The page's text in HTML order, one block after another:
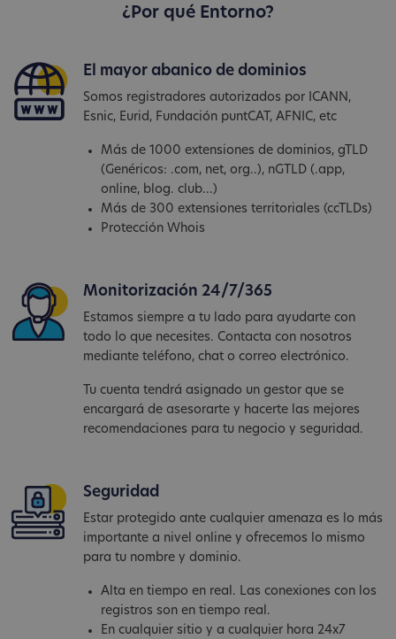
¿Por qué Entorno?
El mayor abanico de dominios
Somos registradores autorizados por ICANN,
Esnic, Eurid, Fundación puntCAT, AFNIC, etc
Más de 1000 extensiones de dominios, gTLD
(Genéricos: .com, net, org..), nGTLD (.app,
online, blog. club...)
Más de 300 extensiones territoriales (ccTLDs)
Protección Whois
Monitorización 24/7/365
Estamos siempre a tu lado para ayudarte con
todo lo que necesites. Contacta con nosotros
mediante teléfono, chat o correo electrónico.
Tu cuenta tendrá asignado un gestor que se
encargará de asesorarte y hacerte las mejores
recomendaciones para tu negocio y seguridad.
Seguridad
Estar protegido ante cualquier amenaza es lo más
importante a nivel online y ofrecemos lo mismo
para tu nombre y dominio.
Alta en tiempo en real. Las conexiones con los
registros son en tiempo real.
En cualquier sitio y a cualquier hora 24x7